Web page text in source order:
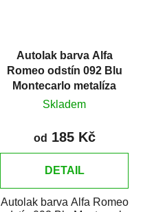
Autolak barva Alfa
Romeo odstín 092 Blu
Montecarlo metalíza
Skladem
od 185 Kč
DETAIL
Autolak barva Alfa Romeo